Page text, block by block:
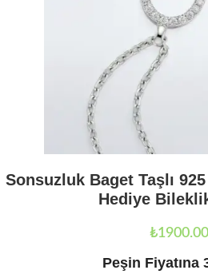
Sonsuzluk Baget Taşlı
Hediye
₺1900.00
Peşin Fiyatına